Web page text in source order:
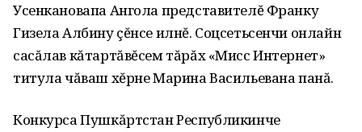
Усенкановапа Ангола представителĕ Франку
Гизела Албину çĕнсе илнĕ. Соцсетьсенчи онлайн
сасăлав кăтартăвĕсем тăрăх «Мисс Интернет»
титула чăваш хĕрне Марина Васильевана панă.
Конкурса Пушкăртстан Республикинче